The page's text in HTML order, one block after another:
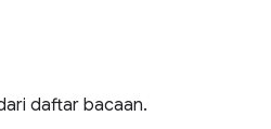
daftar bacaan.